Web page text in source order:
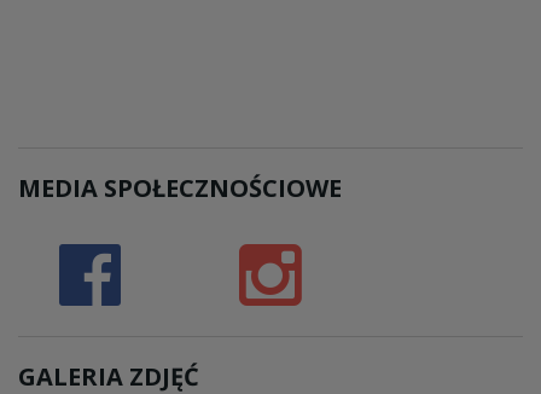
MEDIA SPOŁECZNOŚCIOWE
GALERIA ZDJĘĆ